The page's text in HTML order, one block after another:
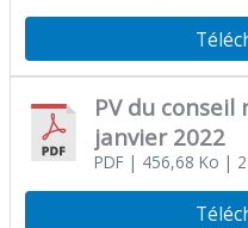
PV du
janvier 2022
PDF| 456,68 Ko |